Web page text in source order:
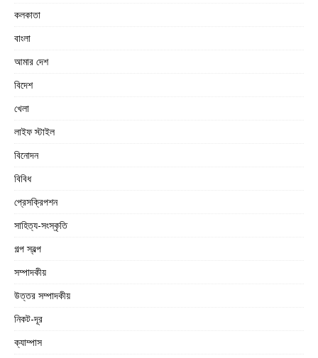
কলকাতা
বাংলা
আমার দেশ
বিদেশ
খেলা
লাইফ স্টাইল
বিনোদন
বিবিধ
প্রেসক্রিপশন
সাহিত্য-সংস্কৃতি
গল্প স্বল্প
সম্পাদকীয়
উত্তর সম্পাদকীয়
নিকট-দূর
ক্যাম্পাস